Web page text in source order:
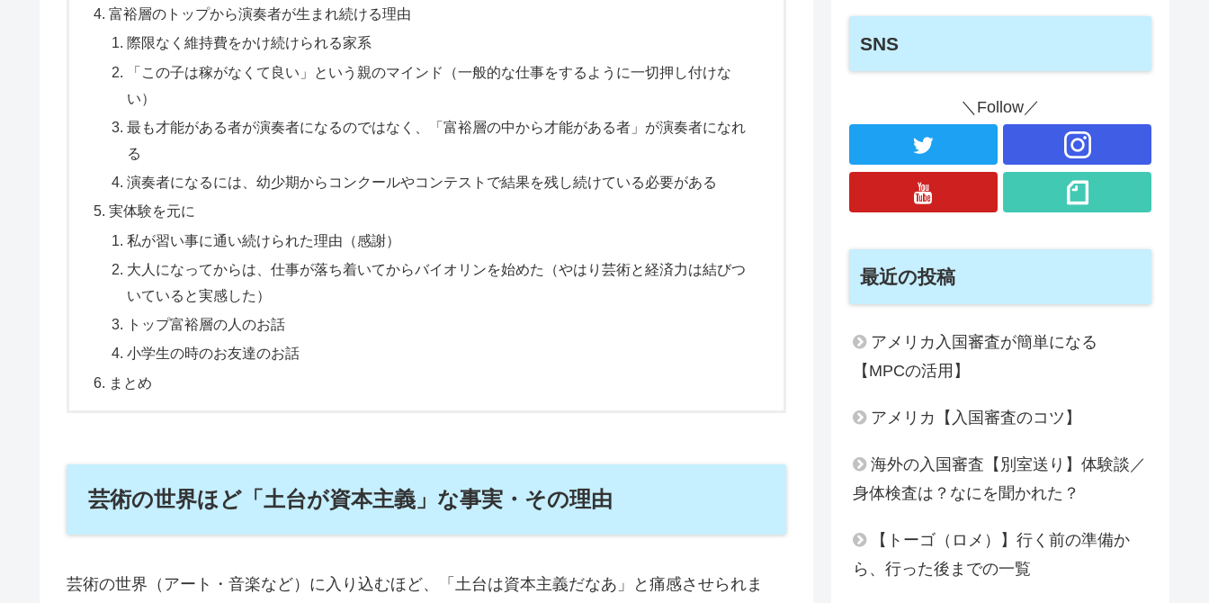
富裕層のトップから演奏者が生まれ続ける理由
際限なく維持費をかけ続けられる家系
「この子は稼がなくて良い」という親のマインド（一般的な仕事をするように一切押し付けな
い）
最も才能がある者が演奏者になるのではなく、「富裕層の中から才能がある者」が演奏者になれ
る
演奏者になるには、幼少期からコンクールやコンテストで結果を残し続けている必要がある
実体験を元に
私が習い事に通い続けられた理由（感謝）
大人になってからは、仕事が落ち着いてからバイオリンを始めた（やはり芸術と経済力は結びつ
いていると実感した）
トップ富裕層の人のお話
小学生の時のお友達のお話
まとめ
芸術の世界ほど「土台が資本主義」な事実・その理由
芸術の世界（アート・音楽など）に入り込むほど、「土台は資本主義だなあ」と痛感させられま
SNS
＼Follow／
最近の投稿
アメリカ入国審査が簡単になる
【MPCの活用】
アメリカ【入国審査のコツ】
海外の入国審査【別室送り】体験談／
身体検査は？なにを聞かれた？
【トーゴ（ロメ）】行く前の準備か
ら、行った後までの一覧